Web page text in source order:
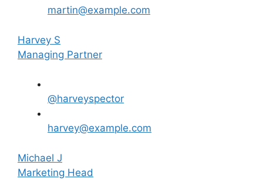
martin@example.com
Harvey S
Managing Partner
@harveyspector
harvey@example.com
Michael J
Marketing Head